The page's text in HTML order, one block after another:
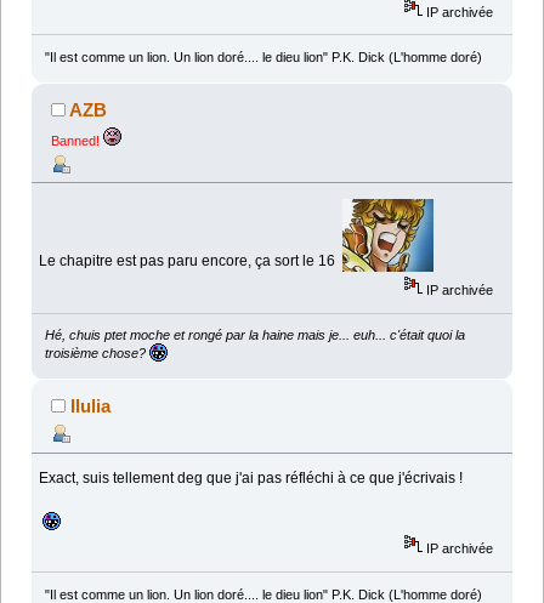
IP archivée
"Il est comme un lion. Un lion doré.... le dieu lion" P.K. Dick (L'homme doré)
AZB
Banned!
Le chapitre est pas paru encore, ça sort le 16
IP archivée
Hé, chuis ptet moche et rongé par la haine mais je... euh... c'était quoi la
troisième chose?
Ilulia
Exact, suis tellement deg que j'ai pas réfléchi à ce que j'écrivais !
IP archivée
"Il est comme un lion. Un lion doré.... le dieu lion" P.K. Dick (L'homme doré)